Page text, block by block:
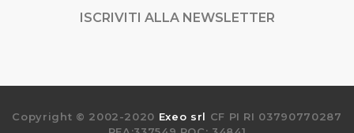
ISCRIVITI ALLA NEWSLETTER
Copyright © 2002-2020 Exeo srl CF PI RI 03790770287